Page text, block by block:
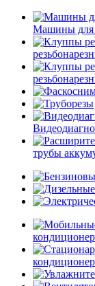
Машины для
трубы